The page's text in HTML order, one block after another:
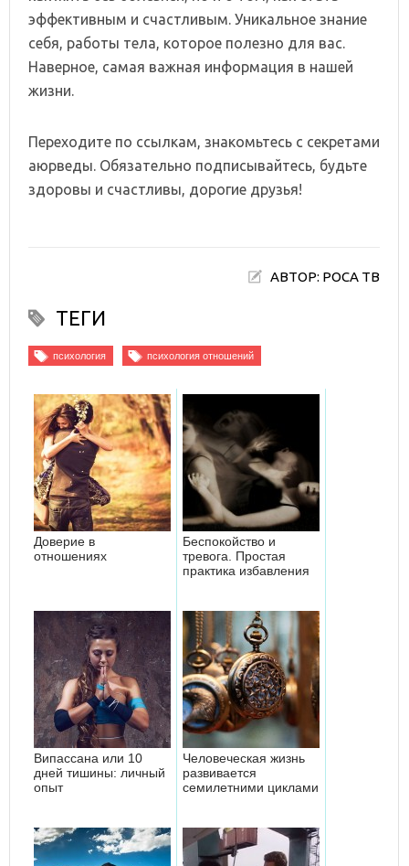
эффективным и счастливым. Уникальное знание
себя, работы тела, которое полезно для вас.
Наверное, самая важная информация в нашей
жизни.
Переходите по ссылкам, знакомьтесь с секретами
аюрведы. Обязательно подписывайтесь, будьте
здоровы и счастливы, дорогие друзья!
АВТОР: РОСА ТВ
ТЕГИ
психология психология отношений
Доверие в
отношениях
Беспокойство и
тревога. Простая
практика избавления
Випассана или 10
дней тишины: личный
опыт
Человеческая жизнь
развивается
семилетними циклами